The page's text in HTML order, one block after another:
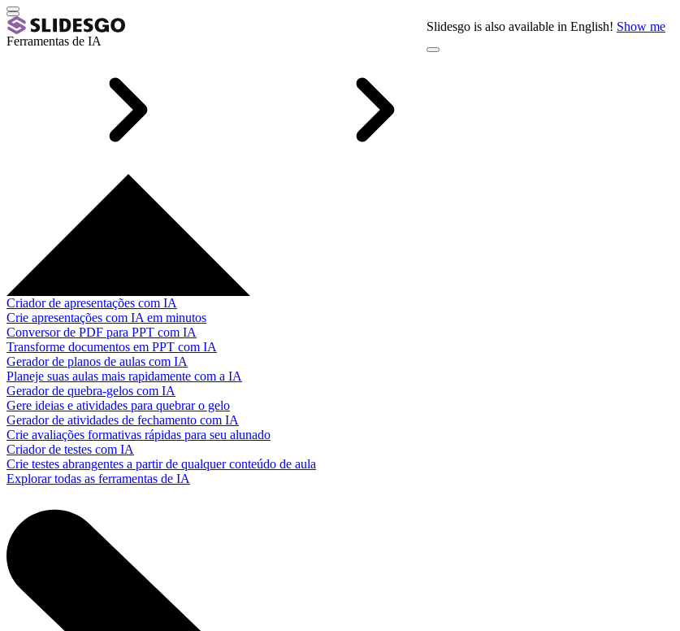
Slidesgo is also available in English! Show me
Ferramentas de IA
Criador de apresentações com IA
Crie apresentações com IA em minutos
Conversor de PDF para PPT com IA
Transforme documentos em PPT com IA
Gerador de planos de aulas com IA
Planeje suas aulas mais rapidamente com a IA
Gerador de quebra-gelos com IA
Gere ideias e atividades para quebrar o gelo
Gerador de atividades de fechamento com IA
Crie avaliações formativas rápidas para seu alunado
Criador de testes com IA
Crie testes abrangentes a partir de qualquer conteúdo de aula
Explorar todas as ferramentas de IA